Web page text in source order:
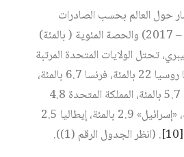
حول العالم بحسب الصادرات
الإجمالية للفترة (2013 – 2017) والحصة المئوية ( بالمئة)
تحتل الولايات المتحدة المرتبة
الأولى بـ 34 بالمئة، تليها روسيا 22 بالمئة، فرنسا 6.7 بالمئة،
ألمانيا 5.8 بالمئةـ الصين 5.7 بالمئة، المملكة المتحدة 4.8
بالمئة، إسبانيا 2.9 بالمئة، «إسرائيل» 2.9 بالمئة، إيطاليا 2.5
[10]
. (انظر الجدول الرقم (1)).